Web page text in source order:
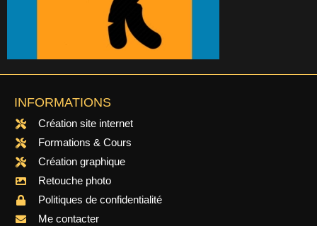
INFORMATIONS
Création site internet
Formations & Cours
Création graphique
Retouche photo
Politiques de confidentialité
Me contacter